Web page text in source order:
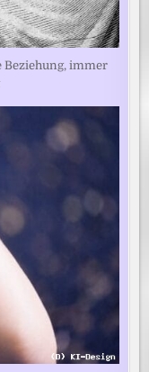
Beziehung, immer